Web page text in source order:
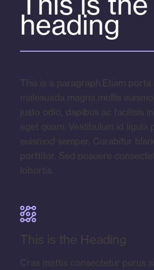
heading
This is a paragraph.Etiam porta
malesuada magna mollis
justo odio, dapibus ac facilisis
eget quam. Vestibulum id ligula
euismod semper. Curabitur
porttitor. Sed posuere
lobortis.
This is the Heading
Cras mattis consectetur purus